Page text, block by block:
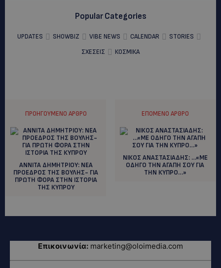
Popular Categories
UPDATES SHOWBIZ VIBE NEWS CALENDAR
STORIES
ΣΧΕΣΕΙΣ
ΚΟΣΜΙΚΑ
ΠΡΟΗΓΟΎΜΕΝΟ ΆΡΘΡΟ
ANNITA ΔΗΜΗΤΡΙΟΥ: ΝΕΑ
ΠΡΟΕΔΡΟΣ ΤΗΣ ΒΟΥΛΗΣ- ΓΙΑ
ΠΡΩΤΗ ΦΟΡΑ ΣΤΗΝ ΙΣΤΟΡΙΑ
ΤΗΣ ΚΥΠΡΟΥ
ΕΠΌΜΕΝΟ ΆΡΘΡΟ
ΝΙΚΟΣ ΑΝΑΣΤΑΣΙΑΔΗΣ: …«ΜΕ
ΟΔΗΓΟ ΤΗΝ ΑΓΑΠΗ ΣΟΥ ΓΙΑ
ΤΗΝ ΚΥΠΡΟ…»
Επικοινωνία: marketing@oloimedia.com